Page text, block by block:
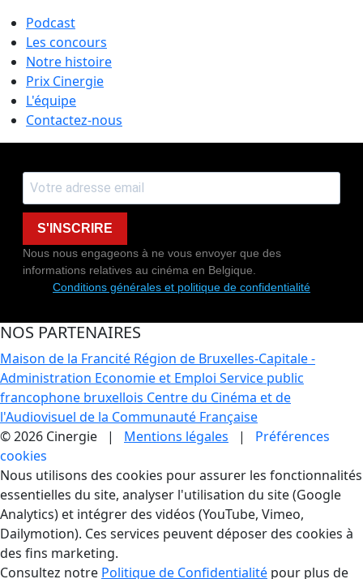
Podcast
Les concours
Notre histoire
Prix Cinergie
L'équipe
Contactez-nous
S'INSCRIRE
Nous nous engageons à ne vous envoyer que des
informations relatives au cinéma en Belgique.
Conditions générales et politique de confidentialité
NOS PARTENAIRES
Maison de la Francité Région de Bruxelles-Capitale -
Administration Economie et Emploi Service public
francophone bruxellois Centre du Cinéma et de
l'Audiovisuel de la Communauté Française
© 2026 Cinergie | Mentions légales | Préférences
cookies
Gestion des Cookies
Nous utilisons des cookies pour assurer les fonctionnalités
essentielles du site, analyser l'utilisation du site (Google
Analytics) et intégrer des vidéos (YouTube, Vimeo,
Dailymotion). Ces services peuvent déposer des cookies à
des fins marketing.
Consultez notre Politique de Confidentialité pour plus de